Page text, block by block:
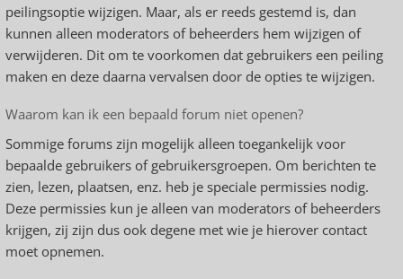
peilingsoptie wijzigen. Maar, als er reeds gestemd is, dan
kunnen alleen moderators of beheerders hem wijzigen of
verwijderen. Dit om te voorkomen dat gebruikers een peiling
maken en deze daarna vervalsen door de opties te wijzigen.
Waarom kan ik een bepaald forum niet openen?
Sommige forums zijn mogelijk alleen toegankelijk voor
bepaalde gebruikers of gebruikersgroepen. Om berichten te
zien, lezen, plaatsen, enz. heb je speciale permissies nodig.
Deze permissies kun je alleen van moderators of beheerders
krijgen, zij zijn dus ook degene met wie je hierover contact
moet opnemen.